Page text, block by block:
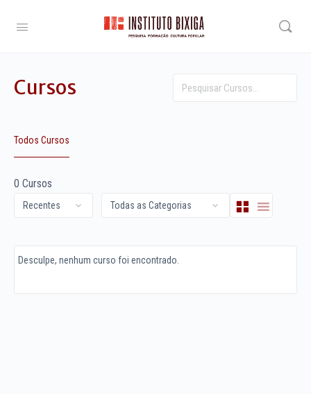
Cursos Pesquisar
Todos Cursos
0 Cursos
Desculpe, nenhum curso foi encontrado.